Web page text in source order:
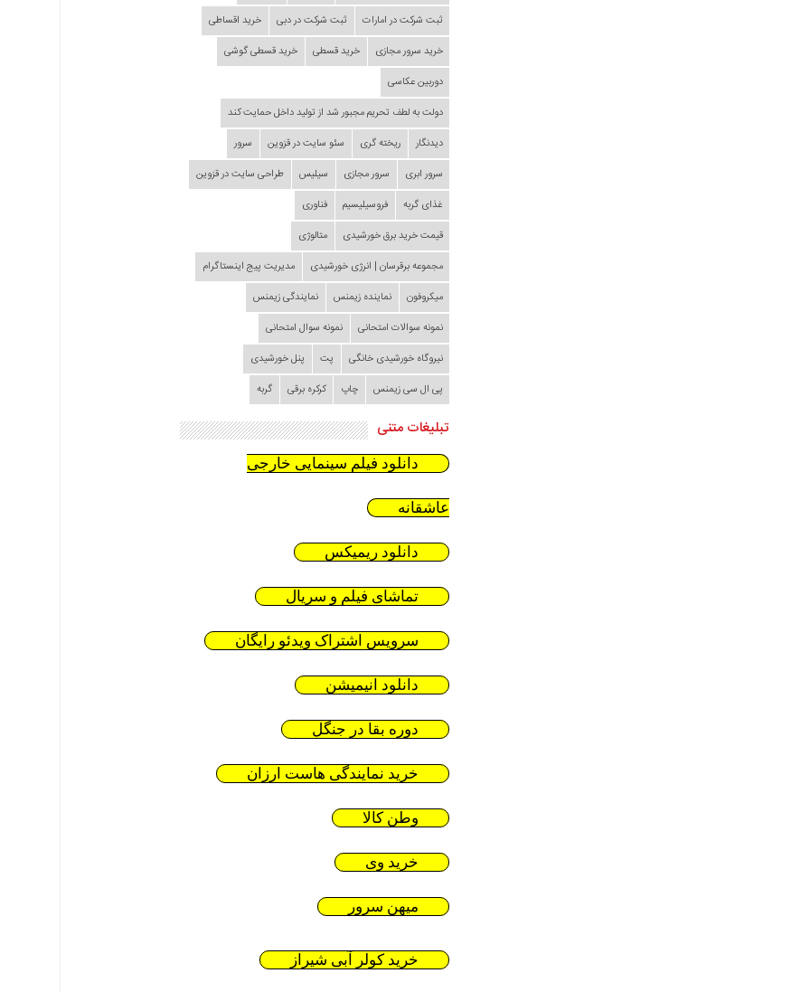
ثبت شرکت در امارات
ثبت شرکت در دبی
خرید اقساطی
خرید سرور مجازی
خرید قسطی
خرید قسطی گوشی
دوربین عکاسی
دولت به لطف تحریم مجبور شد از تولید داخل حمایت کند
دیدنگار
ریخته گری سئو سایت در قزوین
سرور
سرور ابری
سرور مجازی سیلیس
طراحی سایت در قزوین
غذای گربه
فروسیلیسیم
فناوری
قیمت خرید برق خورشیدی
متالوژی
مجموعه برقرسان | انرژی خورشیدی
مدیریت پیج اینستاگرام
میکروفون
نماینده زیمنس
نمایندگی زیمنس
نمونه سوالات امتحانی
نمونه سوال امتحانی
نیروگاه خورشیدی خانگی
پت
پنل خورشیدی
پی ال سی زیمنس
چاپ کرکره برقی گربه
تبلیغات متنی
دانلود فیلم سینمایی خارجی
عاشقانه
دانلود ریمیکس
تماشای فیلم و سریال
سرویس اشتراک ویدئو رایگان
دانلود انیمیشن
دوره بقا در جنگل
خرید نمایندگی هاست ارزان
وطن کالا
خرید وی
میهن سرور
خرید کولر آبی شیراز